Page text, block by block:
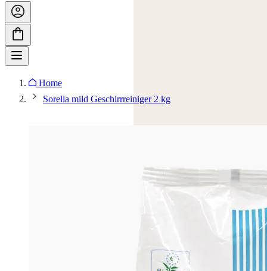
Home
Sorella mild Geschirrreiniger 2 kg